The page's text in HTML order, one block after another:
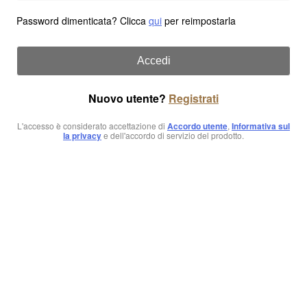
Password dimenticata? Clicca qui per reimpostarla
Accedi
Nuovo utente? Registrati
L'accesso è considerato accettazione di Accordo utente, Informativa sul
la privacye dell'accordo di servizio del prodotto.